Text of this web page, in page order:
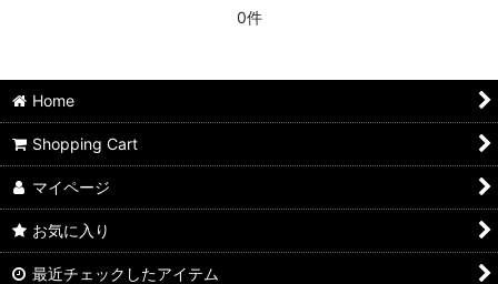
0件
Home
Shopping Cart
マイページ
お気に入り
最近チェックしたアイテム